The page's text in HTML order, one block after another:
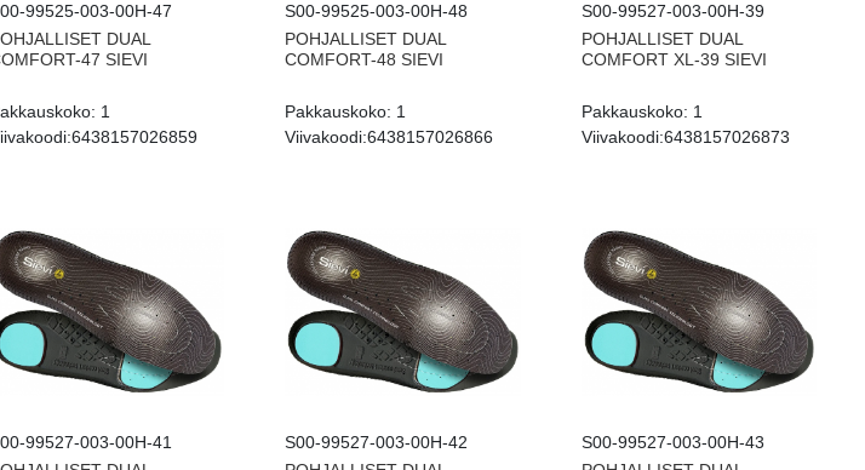
99525-003-00H-47
DUAL
47 SIEVI
1
6438157026859
S00-99525-003-00H-48
POHJALLISET DUAL
COMFORT-48 SIEVI
Pakkauskoko: 1
Viivakoodi:6438157026866
S00-99527-003-00H-39
POHJALLISET DUAL
COMFORT XL-39 SIEVI
Pakkauskoko: 1
Viivakoodi:6438157026873
99527-003-00H-41
S00-99527-003-00H-42
S00-99527-003-00H-43